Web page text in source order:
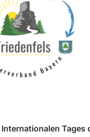
Internationalen Tages